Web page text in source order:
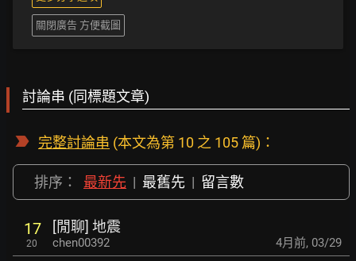
關閉廣告 方便截圖
討論串 (同標題文章)
完整討論串 (本文為第 10 之 105 篇)：
排序： 最新先 | 最舊先 | 留言數
17
20
[閒聊] 地震
chen00392 4月前, 03/29